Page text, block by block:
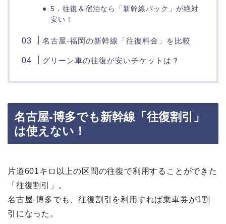
5．往復＆宿泊なら「新幹線パック」が絶対
安い！
名古屋‐福岡の新幹線「往復料金」を比較
グリーン車の往復が安いチケットは？
名古屋-博多でも新幹線「往復割引」
は使えない！
片道601キロ以上の区間の往復で利用することができた
「往復割引」。
名古屋-博多でも、往復割引を利用すれば乗車券が1割
引になった。